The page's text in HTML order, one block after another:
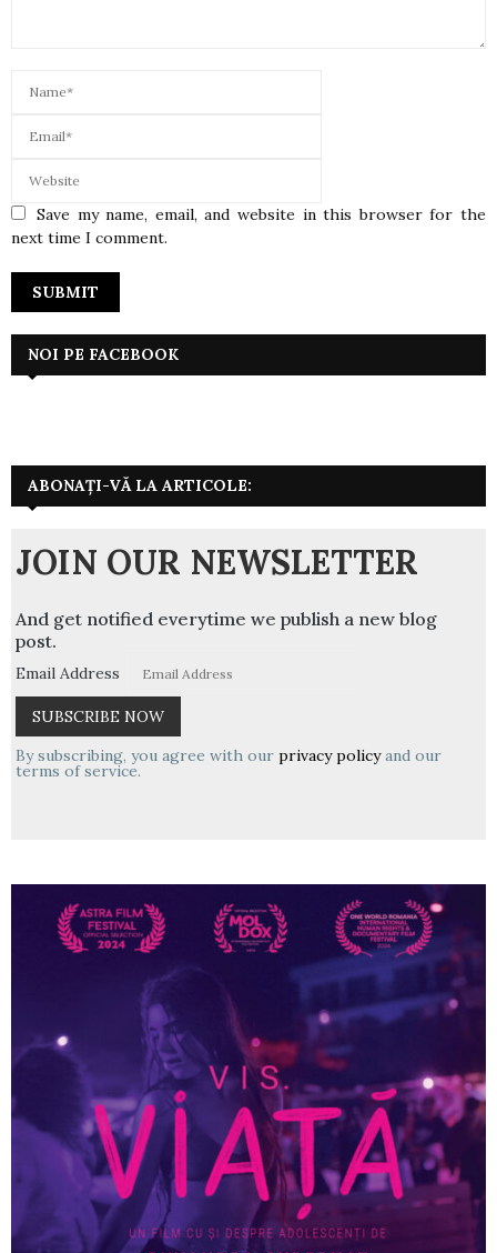
Save my name, email, and website in this browser for the
next time I comment.
NOI PE FACEBOOK
ABONAȚI-VĂ LA ARTICOLE:
JOIN OUR NEWSLETTER
And get notified everytime we publish a new blog
post.
Email Address
By subscribing, you agree with our privacy policyand our
terms of service.